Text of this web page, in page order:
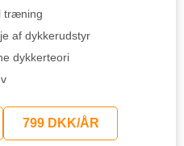
træning
af dykkerudstyr
dykkerteori
799 DKK/ÅR